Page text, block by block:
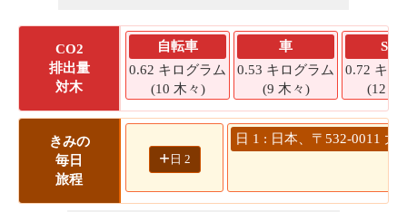
CO2
排出量
対木
自転車
0.62 キログラム
(10 木々)
車
0.53 キログラム
(9 木々)
SUV
0.72 キロ
(12 木
きみの
毎日
旅程
+ 日 2
日 1 : 日本、〒532-0011